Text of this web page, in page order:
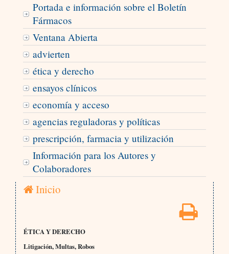
Portada e información sobre el Boletín
Fármacos
Ventana Abierta
advierten
ética y derecho
ensayos clínicos
economía y acceso
agencias reguladoras y políticas
prescripción, farmacia y utilización
Información para los Autores y
Colaboradores
Inicio
ÉTICA Y DERECHO
Litigación, Multas, Robos